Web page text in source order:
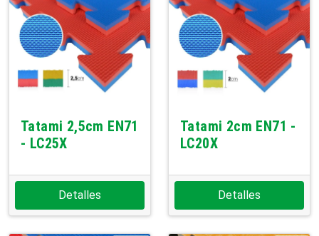
Tatami 2,5cm EN71
- LC25X
Detalles
Tatami 2cm EN71 -
LC20X
Detalles